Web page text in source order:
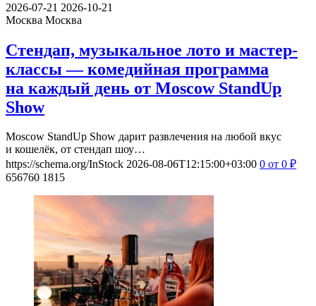
2026-07-21 2026-10-21
Москва Москва
Стендап, музыкальное лото и мастер-
классы — комедийная программа
на каждый день от Moscow StandUp
Show
Moscow StandUp Show дарит развлечения на любой вкус
и кошелёк, от стендап шоу…
https://schema.org/InStock 2026-08-06T12:15:00+03:00 0 от 0 ₽
656760 1815